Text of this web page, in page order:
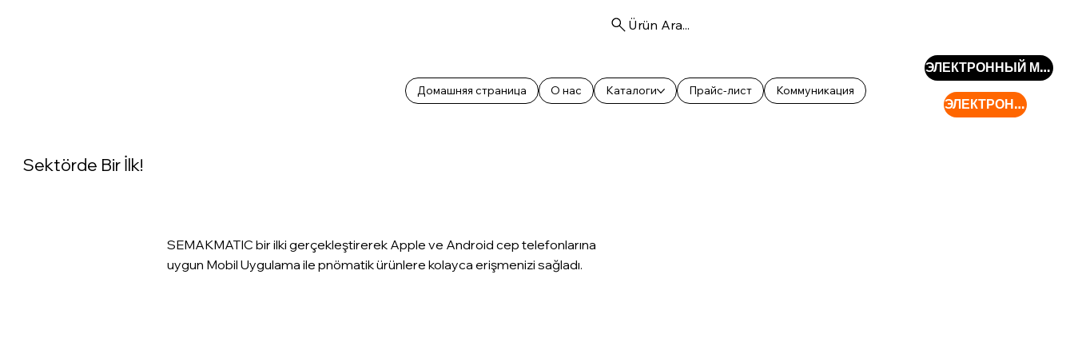
Домашняя страница О нас Каталоги Прайс-лист Коммуникация
ЭЛЕКТРОННЫЙ МАГАЗИН
ЭЛЕКТРОННЫЙ МАГАЗИН
Ürün Ara...
Sektörde Bir İlk!
SEMAKMATIC bir ilki gerçekleştirerek Apple ve Android cep telefonlarına
uygun Mobil Uygulama ile pnömatik ürünlere kolayca erişmenizi sağladı.